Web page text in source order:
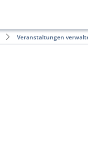
Veranstaltungen